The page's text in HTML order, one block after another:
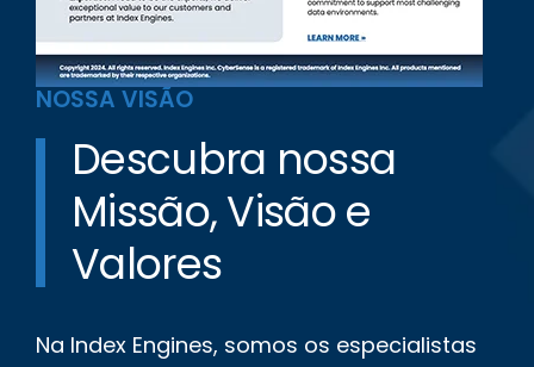
NOSSA VISÃO
Descubra nossa
Missão, Visão e
Valores
Na Index Engines, somos os especialistas